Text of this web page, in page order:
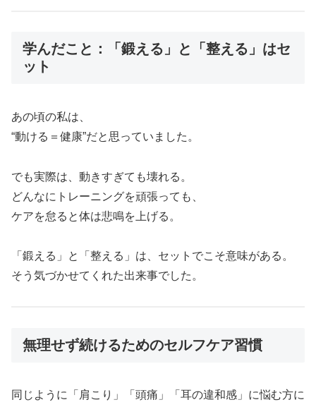
学んだこと：「鍛える」と「整える」はセ
ット
あの頃の私は、
“動ける＝健康”だと思っていました。
でも実際は、動きすぎても壊れる。
どんなにトレーニングを頑張っても、
ケアを怠ると体は悲鳴を上げる。
「鍛える」と「整える」は、セットでこそ意味がある。
そう気づかせてくれた出来事でした。
無理せず続けるためのセルフケア習慣
同じように「肩こり」「頭痛」「耳の違和感」に悩む方に